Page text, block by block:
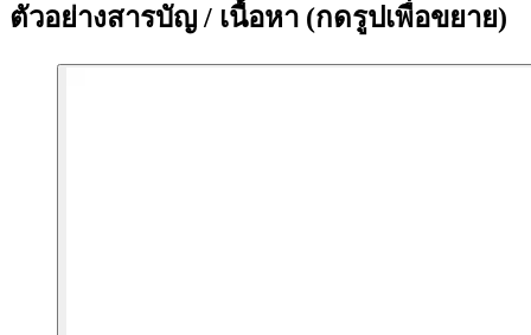
ตัวอย่างสารบัญ / เนื้อหา (กดรูปเพื่อขยาย)